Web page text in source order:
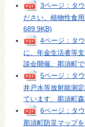
3ページ：タ
ださい、植物性食
689.9KB)
4ページ：タ
に、年金生活者等
談会開催、那須町
5ページ：タ
井戸水等放射能測
ています、那須町
6ページ：タ
那須町防災マップを